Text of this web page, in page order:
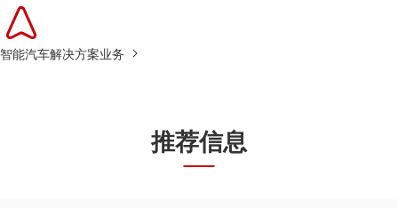
智能汽车解决方案业务
推荐信息